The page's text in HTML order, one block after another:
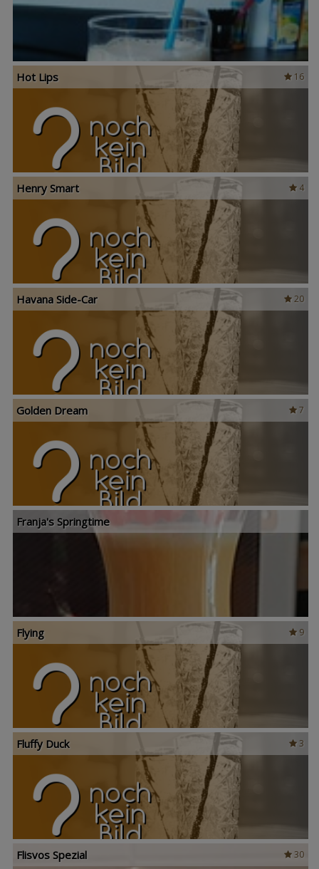
16
Hot Lips
4
Henry Smart
20
Havana Side-Car
7
Golden Dream
Franja's Springtime
9
Flying
3
Fluffy Duck
30
Flisvos Spezial